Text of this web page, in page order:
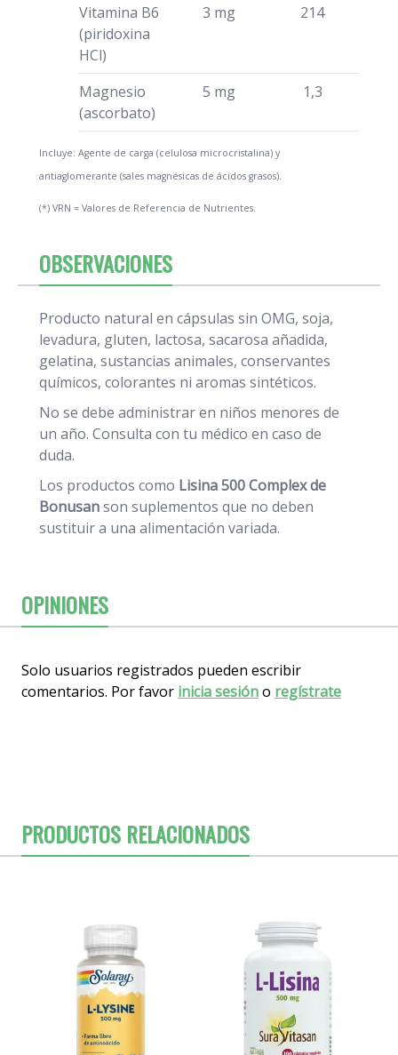
Vitamina B6
(piridoxina
HCl)
3 mg 214
Magnesio
(ascorbato)
5 mg 1,3
Incluye: Agente de carga (celulosa microcristalina) y
antiaglomerante (sales magnésicas de ácidos grasos).
(*) VRN = Valores de Referencia de Nutrientes.
OBSERVACIONES
Producto natural en cápsulas sin OMG, soja,
levadura, gluten, lactosa, sacarosa añadida,
gelatina, sustancias animales, conservantes
químicos, colorantes ni aromas sintéticos.
No se debe administrar en niños menores de
un año. Consulta con tu médico en caso de
duda.
Los productos como Lisina 500 Complexde
Bonusanson suplementos que no deben
sustituir a una alimentación variada.
OPINIONES
Solo usuarios registrados pueden escribir
comentarios. Por favor inicia sesióno regístrate
PRODUCTOS RELACIONADOS